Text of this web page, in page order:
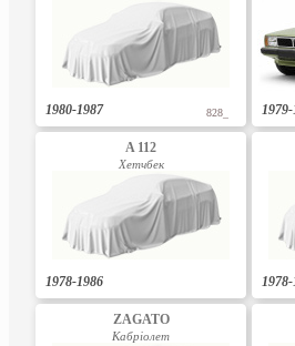
1980-1987 828_ 1979-
A 112
Хетчбек
1978-1986 1978-
ZAGATO
Кабріолет